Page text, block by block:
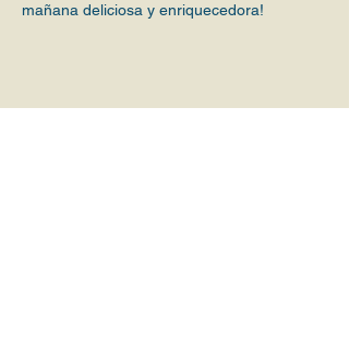
mañana deliciosa y enriquecedora!